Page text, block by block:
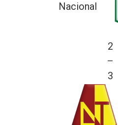
Nacional
2
—
3